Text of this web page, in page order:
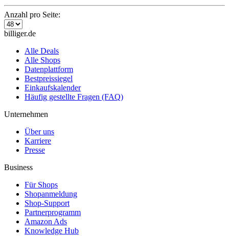
Anzahl pro Seite:
billiger.de
Alle Deals
Alle Shops
Datenplattform
Bestpreissiegel
Einkaufskalender
Häufig gestellte Fragen (FAQ)
Unternehmen
Über uns
Karriere
Presse
Business
Für Shops
Shopanmeldung
Shop-Support
Partnerprogramm
Amazon Ads
Knowledge Hub